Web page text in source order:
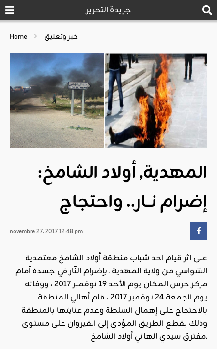
جريدة التحرير
Home خبر وتعليق
المهدية, أولاد الشامخ:
إضرام نــار.. واحتجاج
novembre 27, 2017 12:48 pm
على اثر قيام احد شباب منطقة أولاد الشامخ معتمدية
السّواسي من ولاية المهدية ـ بإضرام النّار في جسده أمام
مركز حرس المكان يوم الأحد 19 نوفمبر 2017 ، ووفاته
يوم الجمعة 24 نوفمبر 2017 ، قام أهالي المنطقة
بالاحتجاج على إهمال السلطة وعدم عنايتها بالمنطقة
وذلك بقطع الطريق المؤدي إلى القيروان على مستوى
مفترق سيدي الهاني أولاد الشامخ.